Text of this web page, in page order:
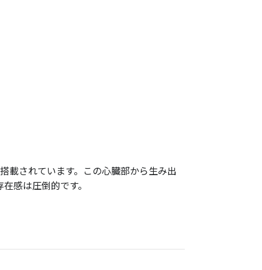
載されています。この心臓部から生み出
感は圧倒的です。